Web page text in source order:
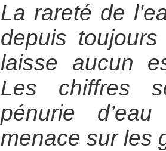
La rareté de
depuis
laisse aucun
Les chiffres
pénurie
menace sur les